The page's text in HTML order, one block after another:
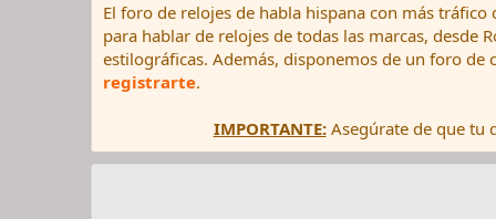
El foro de relojes de habla hispana con más
para hablar de relojes de todas las marcas, desde
estilográficas. Además, disponemos de un foro
registrarte.
IMPORTANTE:Asegúrate de que tu